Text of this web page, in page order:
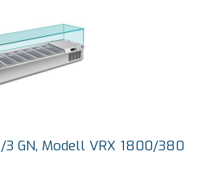
3 GN, Modell VRX 1800/380